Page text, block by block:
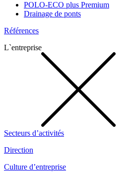
POLO-ECO plus Premium
Drainage de ponts
Références
L`entreprise
Secteurs d’activités
Direction
Culture d’entreprise